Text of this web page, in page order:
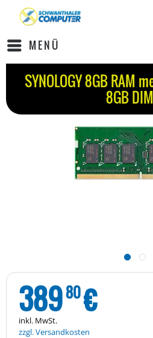
MENÜ
SYNOLOGY 8GB RAM
8GB
38980€
inkl. MwSt.
zzgl. Versandkosten